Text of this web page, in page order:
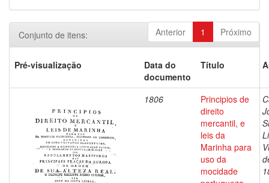
Anterior 1 Próximo
Conjunto de itens:
Pré-visualização
Data do
documento
Título
1806
Principios de
direito
mercantil, e
leis da
Marinha para
uso da
mocidade